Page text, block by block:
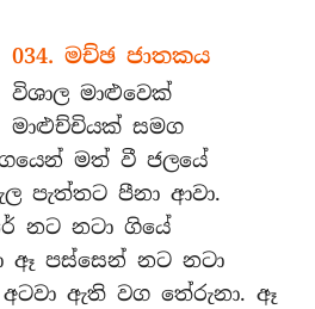
034. මච්ඡ ජාතකය
විශාල මාළුවෙක්
මාළුච්චියක් සමග
මත් වී ජලයේ
පැත්තට පීනා ආවා.
නට නටා ගියේ
ඈ පස්සෙන් නට නටා
අටවා ඇති වග තේරුනා. ඈ